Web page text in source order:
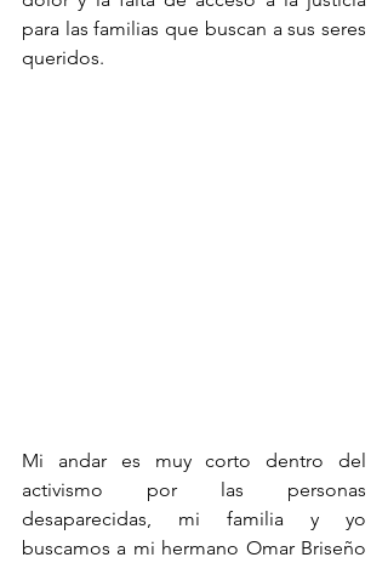
para las familias que buscan a sus seres
queridos.
Mi andar es muy corto dentro del
activismo por las personas
desaparecidas, mi familia y yo
buscamos a mi hermano Omar Briseño